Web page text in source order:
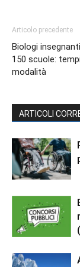
Articolo precedente
Biologi
150 scuole:
modalità
ARTICOLI